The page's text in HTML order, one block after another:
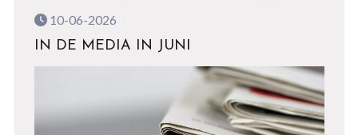
10-06-2026
IN DE MEDIA IN JUNI